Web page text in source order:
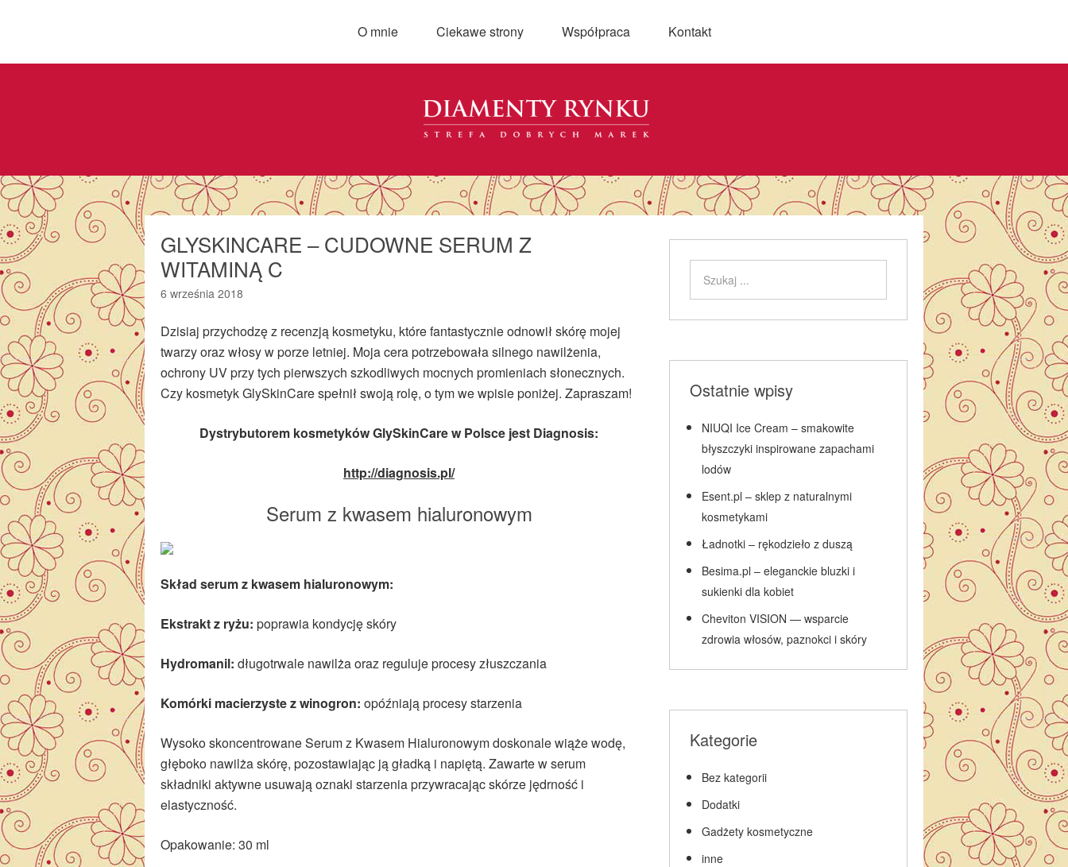
O mnie Ciekawe strony Współpraca Kontakt
GLYSKINCARE – CUDOWNE SERUM Z
WITAMINĄ C
6 września 2018
Dzisiaj przychodzę z recenzją kosmetyku, które fantastycznie odnowił skórę mojej
twarzy oraz włosy w porze letniej. Moja cera potrzebowała silnego nawilżenia,
ochrony UV przy tych pierwszych szkodliwych mocnych promieniach słonecznych.
Czy kosmetyk GlySkinCare spełnił swoją rolę, o tym we wpisie poniżej. Zapraszam!
Dystrybutorem kosmetyków GlySkinCare w Polsce jest Diagnosis:
http://diagnosis.pl/
Serum z kwasem hialuronowym
Skład serum z kwasem hialuronowym:
Ekstrakt z ryżu: poprawia kondycję skóry
Hydromanil: długotrwale nawilża oraz reguluje procesy złuszczania
Komórki macierzyste z winogron: opóźniają procesy starzenia
Wysoko skoncentrowane Serum z Kwa­sem Hialuronowym doskonale wiąże wodę,
głęboko nawilża skórę, pozostawiając ją gładką i napiętą. Zawarte w serum
składniki aktywne usuwają oznaki starzenia przywraca­jąc skórze jędrność i
elastyczność.
Opakowanie: 30 ml
Ostatnie wpisy
NIUQI Ice Cream – smakowite
błyszczyki inspirowane zapachami
lodów
Esent.pl – sklep z naturalnymi
kosmetykami
Ładnotki – rękodzieło z duszą
Besima.pl – eleganckie bluzki i
sukienki dla kobiet
Cheviton VISION — wsparcie
zdrowia włosów, paznokci i skóry
Kategorie
Bez kategorii
Dodatki
Gadżety kosmetyczne
inne